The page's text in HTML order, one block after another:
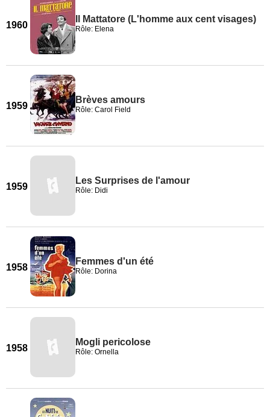
1960
Il Mattatore (L'homme aux cent visages)
Rôle: Elena
1959
Brèves amours
Rôle: Carol Field
1959
Les Surprises de l'amour
Rôle: Didi
1958
Femmes d'un été
Rôle: Dorina
1958
Mogli pericolose
Rôle: Ornella